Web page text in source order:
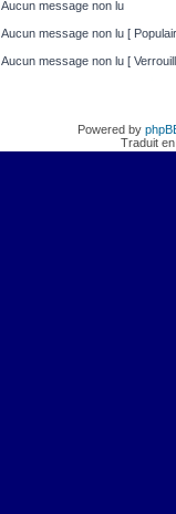
Aucun message non lu
Aucun message non lu [
Aucun message non lu [
Powered by
Traduit